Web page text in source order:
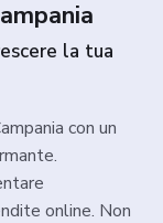
la tua
con un
online. Non